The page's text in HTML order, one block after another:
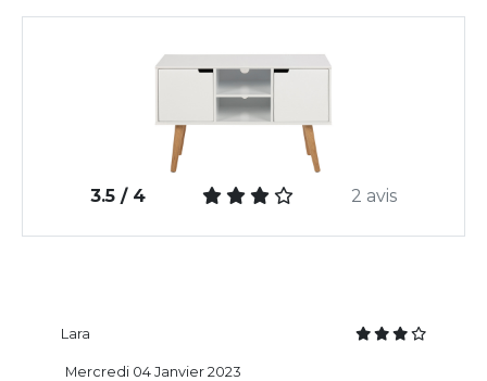
3.5 / 4 2 avis
Lara
Mercredi 04 Janvier 2023